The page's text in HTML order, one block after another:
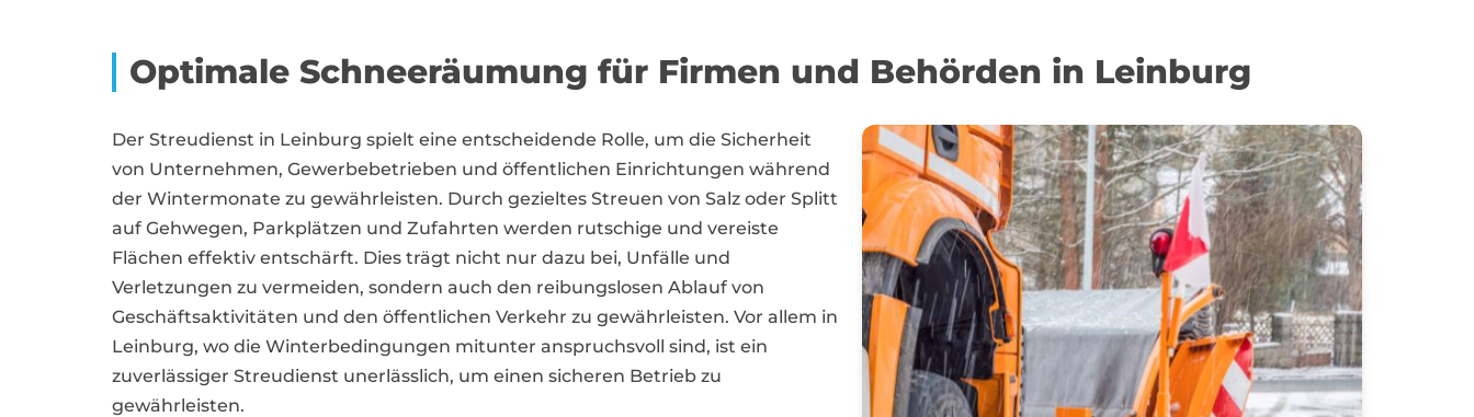
Optimale Schneeräumung für Firmen und Behörden in Leinburg
Der Streudienst in Leinburg spielt eine entscheidende Rolle, um die Sicherheit
von Unternehmen, Gewerbebetrieben und öffentlichen Einrichtungen während
der Wintermonate zu gewährleisten. Durch gezieltes Streuen von Salz oder Splitt
auf Gehwegen, Parkplätzen und Zufahrten werden rutschige und vereiste
Flächen effektiv entschärft. Dies trägt nicht nur dazu bei, Unfälle und
Verletzungen zu vermeiden, sondern auch den reibungslosen Ablauf von
Geschäftsaktivitäten und den öffentlichen Verkehr zu gewährleisten. Vor allem in
Leinburg, wo die Winterbedingungen mitunter anspruchsvoll sind, ist ein
zuverlässiger Streudienst unerlässlich, um einen sicheren Betrieb zu
gewährleisten.